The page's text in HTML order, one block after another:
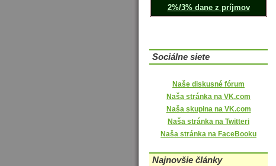
2%/3% dane z príjmov
Sociálne siete
Naše diskusné fórum
Naša stránka na VK.com
Naša skupina na VK.com
Naša stránka na Twitteri
Naša stránka na FaceBooku
Najnovšie články